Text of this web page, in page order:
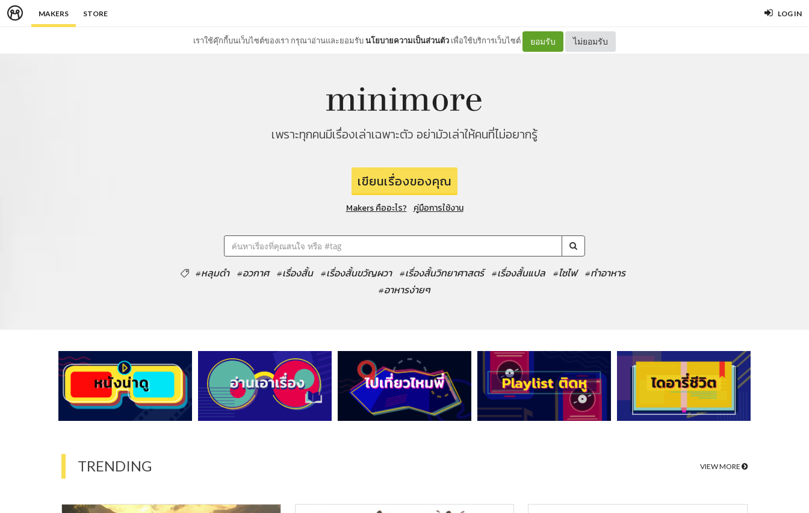
MAKERS STORE LOG IN
เราใช้คุ๊กกี้บนเว็บไซต์ของเรา กรุณาอ่านและยอมรับนโยบายความเป็นส่วนตัว เพื่อใช้บริการเว็บไซต์ ยอมรับ ไม่ยอมรับ
เพราะทุกคนมีเรื่องเล่าเฉพาะตัว อย่ามัวเล่าให้คนที่ไม่อยากรู้
เขียนเรื่องของคุณ
Makers คืออะไร? คู่มือการใช้งาน
#หลุมดำ #อวกาศ #เรื่องสั้น #เรื่องสั้นขวัญผวา #เรื่องสั้นวิทยาศาสตร์ #เรื่องสั้นแปล #ไซไฟ
#ทำอาหาร
#อาหารง่ายๆ
TRENDING VIEW MORE